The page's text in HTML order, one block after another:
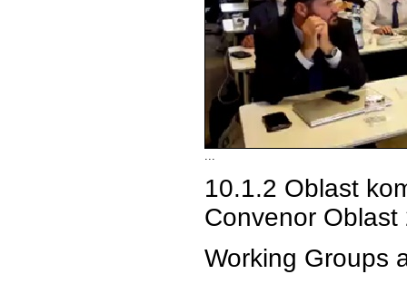
10.1.2 Oblast
Convenor
Working Groups